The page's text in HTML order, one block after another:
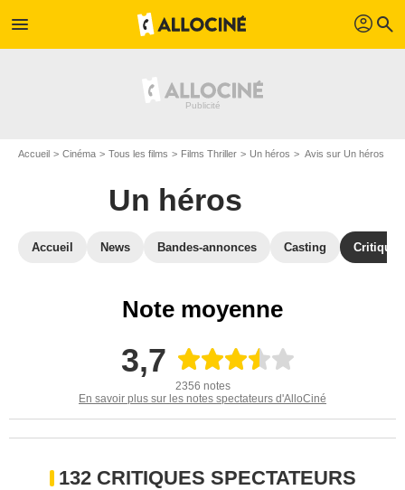
menu profil search
Accueil Cinéma Tous les films Films Thriller Un héros Avis sur Un héros
Un héros
Accueil News Bandes-annonces Casting
Note moyenne
3,7
2356 notes
En savoir plus sur les notes spectateurs d'AlloCiné
132 CRITIQUES SPECTATEURS